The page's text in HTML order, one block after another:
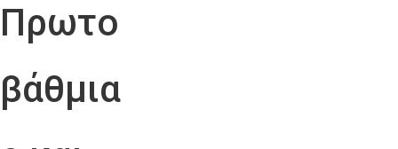
Πρωτο
βάθμια